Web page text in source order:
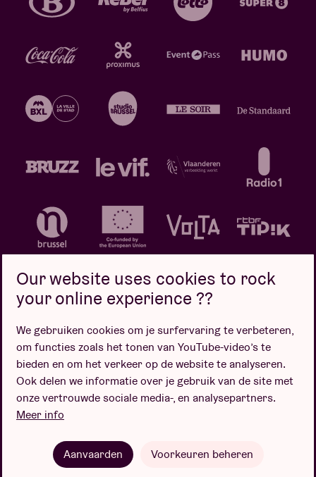
Privacybeleid Cookiebeleid
Verkoopsvoorwaarden
Design door
Our website uses cookies to rock
your online experience ??
We gebruiken cookies om je surfervaring te verbeteren,
om functies zoals het tonen van YouTube-video’s te
bieden en om het verkeer op de website te analyseren.
Ook delen we informatie over je gebruik van de site met
onze vertrouwde sociale media-, en analysepartners.
Meer info
Aanvaarden Voorkeuren beheren